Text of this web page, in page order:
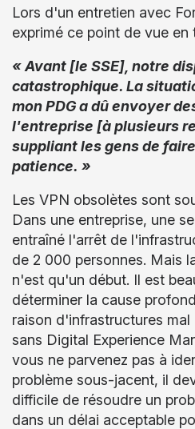
Lors d'un entretien avec
exprimé ce point de vue en
« Avant [le SSE], notre
catastrophique. La
mon PDG a dû envoyer
l'entreprise [à plusieurs
suppliant les gens de
patience. »
Les VPN obsolètes sont
Dans une entreprise, une
entraîné l'arrêt de
de 2 000 personnes. Mais
n'est qu'un début. Il est
déterminer la cause
raison d'infrastructures
sans Digital Experience
vous ne parvenez pas à
problème sous-jacent, il
difficile de résoudre un
dans un délai acceptable